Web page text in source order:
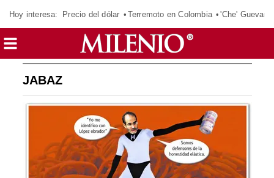
Hoy interesa: Precio del dólar Terremoto en Colombia 'Che' Guevara
JABAZ